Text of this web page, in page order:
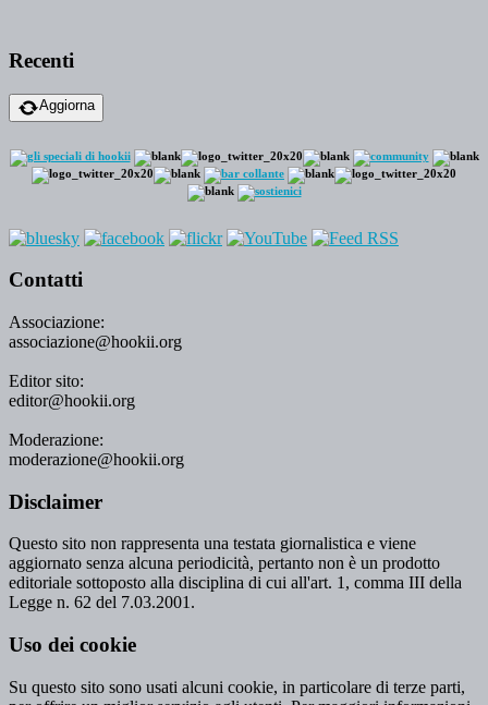
Recenti
Aggiorna
Contatti
Associazione:
associazione@hookii.org
Editor sito:
editor@hookii.org
Moderazione:
moderazione@hookii.org
Disclaimer
Questo sito non rappresenta una testata giornalistica e viene
aggiornato senza alcuna periodicità, pertanto non è un prodotto
editoriale sottoposto alla disciplina di cui all'art. 1, comma III della
Legge n. 62 del 7.03.2001.
Uso dei cookie
Su questo sito sono usati alcuni cookie, in particolare di terze parti,